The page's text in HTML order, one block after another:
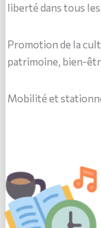
liberté dans tous
Promotion de la
patrimoine, bien-
Mobilité et